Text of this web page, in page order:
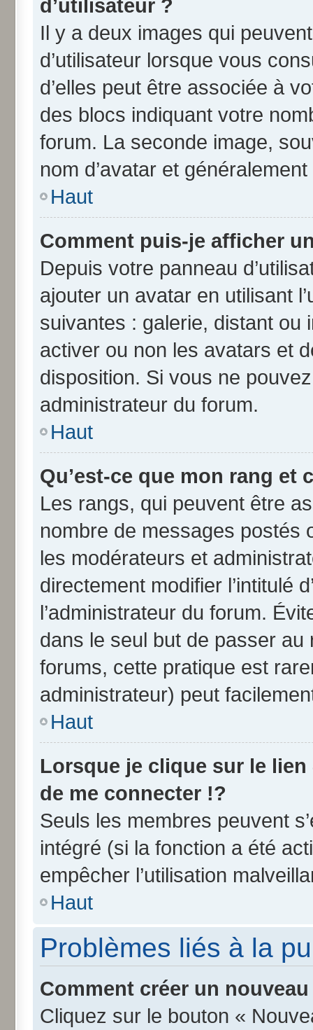
d’utilisateur ?
Il y a deux images qui
d’utilisateur lorsque vous
d’elles peut être associée à
des blocs indiquant votre
forum. La seconde image,
nom d’avatar et
Haut
Comment puis-je afficher
Depuis votre panneau
ajouter un avatar en utilisant
suivantes : galerie, distant ou
activer ou non les avatars et
disposition. Si vous ne
administrateur du forum.
Haut
Qu’est-ce que mon rang et
Les rangs, qui peuvent être
nombre de messages postés
les modérateurs et
directement modifier l’intitulé
l’administrateur du forum.
dans le seul but de passer
forums, cette pratique est
administrateur) peut
Haut
Lorsque je clique sur le lien
de me connecter !?
Seuls les membres peuvent
intégré (si la fonction a été
empêcher l’utilisation
Haut
Problèmes liés à la
Comment créer un
Cliquez sur le bouton «